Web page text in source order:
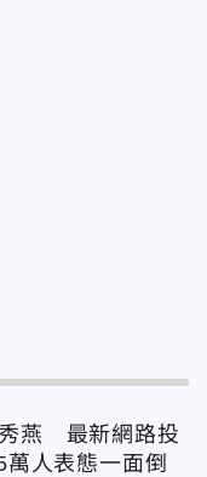
燕 最新網路投
人表態一面倒